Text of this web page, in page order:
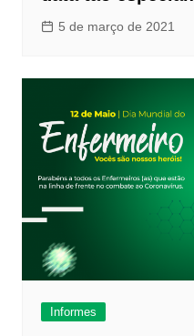
5 de março de 2021
Informes